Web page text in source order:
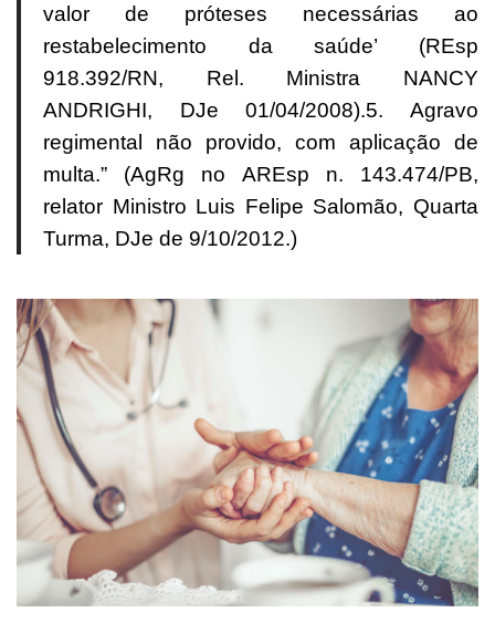
valor de próteses necessárias ao
restabelecimento da saúde’ (REsp
918.392/RN, Rel. Ministra NANCY
ANDRIGHI, DJe 01/04/2008).5. Agravo
regimental não provido, com aplicação de
multa.” (AgRg no AREsp n. 143.474/PB,
relator Ministro Luis Felipe Salomão, Quarta
Turma, DJe de 9/10/2012.)